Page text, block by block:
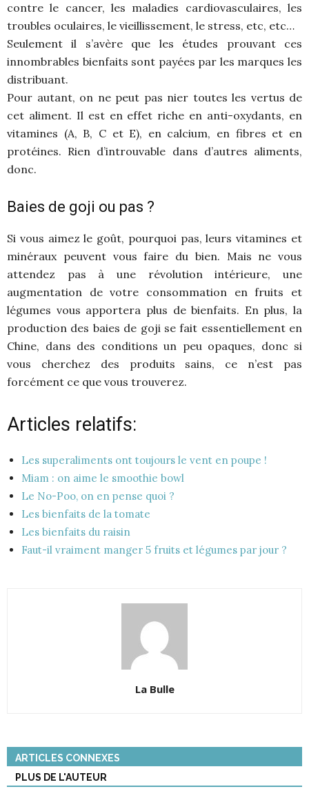
contre le cancer, les maladies cardiovasculaires, les
troubles oculaires, le vieillissement, le stress, etc, etc…
Seulement il s’avère que les études prouvant ces
innombrables bienfaits sont payées par les marques les
distribuant.
Pour autant, on ne peut pas nier toutes les vertus de
cet aliment. Il est en effet riche en anti-oxydants, en
vitamines (A, B, C et E), en calcium, en fibres et en
protéines. Rien d’introuvable dans d’autres aliments,
donc.
Baies de goji ou pas ?
Si vous aimez le goût, pourquoi pas, leurs vitamines et
minéraux peuvent vous faire du bien. Mais ne vous
attendez pas à une révolution intérieure, une
augmentation de votre consommation en fruits et
légumes vous apportera plus de bienfaits. En plus, la
production des baies de goji se fait essentiellement en
Chine, dans des conditions un peu opaques, donc si
vous cherchez des produits sains, ce n’est pas
forcément ce que vous trouverez.
Articles relatifs:
Les superaliments ont toujours le vent en poupe !
Miam : on aime le smoothie bowl
Le No-Poo, on en pense quoi ?
Les bienfaits de la tomate
Les bienfaits du raisin
Faut-il vraiment manger 5 fruits et légumes par jour ?
La Bulle
ARTICLES CONNEXES
PLUS DE L'AUTEUR